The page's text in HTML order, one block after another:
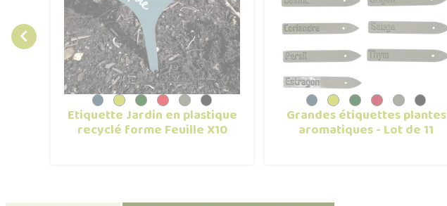

Etiquette Jardin en plastique
recyclé forme Feuille X10
Grandes étiquettes plantes
aromatiques - Lot de 11